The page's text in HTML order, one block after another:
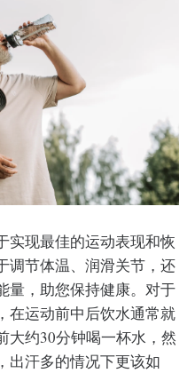
实现最佳的运动表现和恢
调节体温、润滑关节，还
量，助您保持健康。对于
在运动前中后饮水通常就
大约30分钟喝一杯水，然
出汗多的情况下更该如